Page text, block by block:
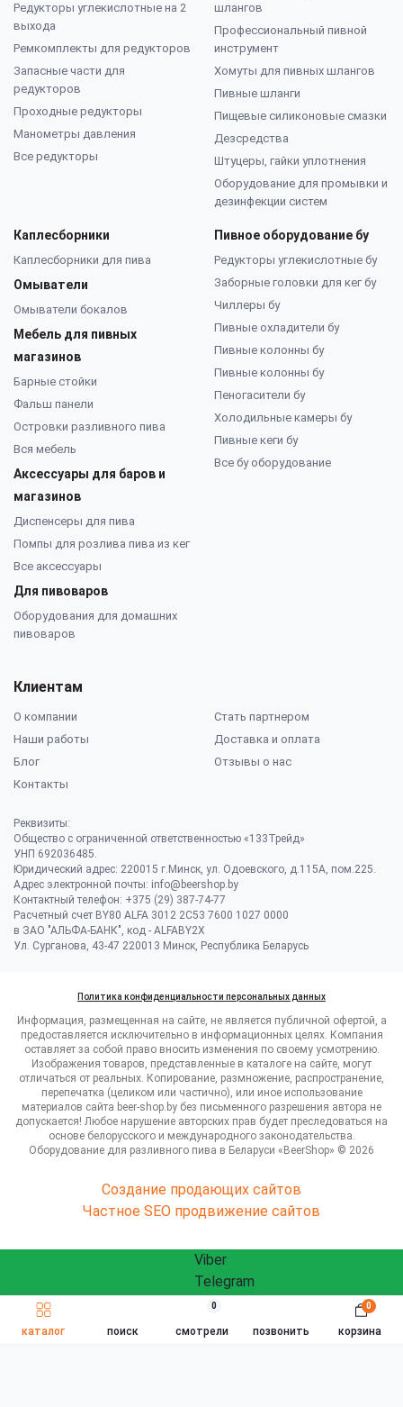
каталог поиск смотрели
0
позвонить корзина
0
Быстрый заказ
Редукторы углекислотные на 2
выхода
Ремкомплекты для редукторов
Запасные части для
редукторов
Проходные редукторы
Манометры давления
Все редукторы
шлангов
Профессиональный пивной
инструмент
Хомуты для пивных шлангов
Пивные шланги
Пищевые силиконовые смазки
Дезсредства
Штуцеры, гайки уплотнения
Оборудование для промывки и
дезинфекции систем
Каплесборники
Каплесборники для пива
Омыватели
Омыватели бокалов
Мебель для пивных
магазинов
Барные стойки
Фальш панели
Островки разливного пива
Вся мебель
Аксессуары для баров и
магазинов
Диспенсеры для пива
Помпы для розлива пива из кег
Все аксессуары
Для пивоваров
Оборудования для домашних
пивоваров
Пивное оборудование бу
Редукторы углекислотные бу
Заборные головки для кег бу
Чиллеры бу
Пивные охладители бу
Пивные колонны бу
Пивные колонны бу
Пеногасители бу
Холодильные камеры бу
Пивные кеги бу
Все бу оборудование
Клиентам
О компании
Стать партнером
Наши работы
Доставка и оплата
Блог
Отзывы о нас
Контакты
Реквизиты:
Общество с ограниченной ответственностью «133Трейд»
УНП 692036485​.
Юридический адрес: 220015 г.Минск, ул. Одоевского, д.115А, пом.225.
Адрес электронной почты: info@beershop.by
Контактный телефон: +375 (29) 387-74-77
Расчетный счет BY80 ALFA 3012 2C53 7600 1027 0000
в ЗАО "АЛЬФА-БАНК", код - ALFABY2X
Ул. Сурганова, 43-47 220013 Минск, Республика Беларусь
Политика конфиденциальности персональных данных
Информация, размещенная на сайте, не является публичной офертой, а
предоставляется исключительно в информационных целях. Компания
оставляет за собой право вносить изменения по своему усмотрению.
Изображения товаров, представленные в каталоге на сайте, могут
отличаться от реальных. Копирование, размножение, распространение,
перепечатка (целиком или частично), или иное использование
материалов сайта beer-shop.by без письменного разрешения автора не
допускается! Любое нарушение авторских прав будет преследоваться на
основе белорусского и международного законодательства.
Оборудование для разливного пива в Беларуси «BeerShop» © 2026
Создание продающих сайтов
Частное SEO продвижение сайтов
Viber
Telegram
WhatsApp
info@beershop.by